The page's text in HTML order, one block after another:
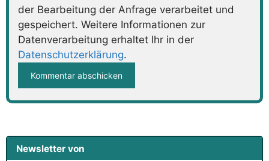
der Bearbeitung der Anfrage verarbeitet und
gespeichert. Weitere Informationen zur
Datenverarbeitung erhaltet Ihr in der
Datenschutzerklärung.
Newsletter von